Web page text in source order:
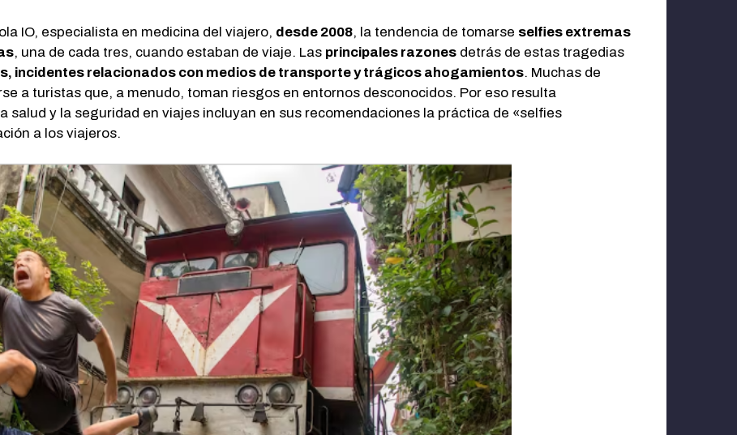
IO, especialista en medicina del viajero, desde 2008, la tendencia de tomarse selfies extremas
, una de cada tres, cuando estaban de viaje. Las principales razones detrás de estas tragedias
incidentes relacionados con medios de transporte y trágicos ahogamientos. Muchas de
a turistas que, a menudo, toman riesgos en entornos desconocidos. Por eso resulta
salud y la seguridad en viajes incluyan en sus recomendaciones la práctica de «selfies
a los viajeros.